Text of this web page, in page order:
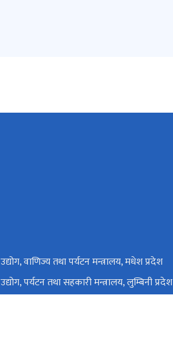
उद्योग, वाणिज्य तथा पर्यटन मन्त्रालय, मधेश प्रदेश
उद्योग, पर्यटन तथा सहकारी मन्त्रालय, लुम्बिनी प्रदेश